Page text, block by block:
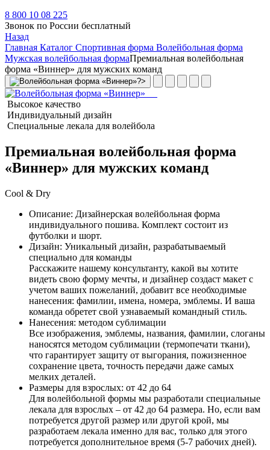
8 800 10 08 225
Звонок по России бесплатный
Назад
Главная Каталог Спортивная форма Волейбольная форма
Мужская волейбольная формаПремиальная волейбольная
форма «Виннер» для мужских команд
Высокое качество
Индивидуальный дизайн
Специальные лекала для волейбола
Премиальная волейбольная форма
«Виннер» для мужских команд
Cool & Dry
Описание: Дизайнерская волейбольная форма
индивидуального пошива. Комплект состоит из
футболки и шорт.
Дизайн: Уникальный дизайн, разрабатываемый
специально для команды
Расскажите нашему консультанту, какой вы хотите
видеть свою форму мечты, и дизайнер создаст макет с
учетом ваших пожеланий, добавит все необходимые
нанесения: фамилии, имена, номера, эмблемы. И ваша
команда обретет свой узнаваемый командный стиль.
Нанесения: методом сублимации
Все изображения, эмблемы, названия, фамилии, слоганы
наносятся методом сублимации (термопечати ткани),
что гарантирует защиту от выгорания, пожизненное
сохранение цвета, точность передачи даже самых
мелких деталей.
Размеры для взрослых: от 42 до 64
Для волейбольной формы мы разработали специальные
лекала для взрослых – от 42 до 64 размера. Но, если вам
потребуется другой размер или другой крой, мы
разработаем лекала именно для вас, только для этого
потребуется дополнительное время (5-7 рабочих дней).